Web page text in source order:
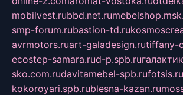
mobilvest.rubbd.net.ru
smp-forum.rubastion-td.ru
avrmotors.ruart-galadesign.rutiffany-
ecostep-samara.rud-p.spb.ru
sko.com.rudavitamebel-spb.rufotsis.ru
kokoroyari.spb.rublesna-kazan.ru